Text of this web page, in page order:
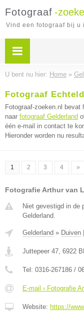
Fotograaf -
Vind een fotograaf bij u
U bent nu hier: Home »
Fotograaf Echteld
Fotograaf-zoeken.nl bevat
naar fotograaf Gelderland
één e-mail in contact te
Hieronder worden nu
1 2 3 4 »
Fotografie Arthur van
Niet gevestigd in de
Gelderland.
Gelderland » Duiven
Juttepeer 47, 6922
Tel: 0316-267186 /
E-mail › Fotografie
Website: https://